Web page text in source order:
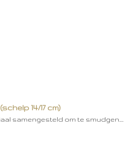
14/17 cm)
samengesteld om te smudgen.…